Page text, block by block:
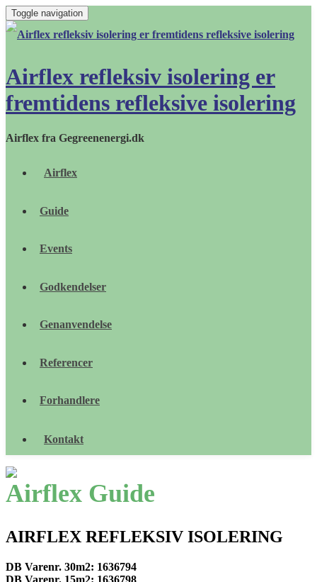
Toggle navigation
Airflex refleksiv isolering er
fremtidens refleksive isolering
Airflex fra Gegreenenergi.dk
Airflex
Guide
Events
Godkendelser
Genanvendelse
Referencer
Forhandlere
Kontakt
Airflex Guide
AIRFLEX REFLEKSIV ISOLERING
DB Varenr. 30m2: 1636794
DB Varenr. 15m2: 1636798